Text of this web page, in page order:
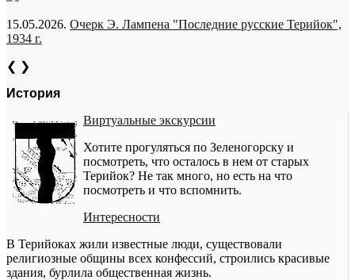
15.05.2026. Очерк Э. Лампена "Последние русские Терийок",
1934 г.
❮ ❯
История
Виртуальные экскурсии
Хотите прогуляться по Зеленогорску и
посмотреть, что осталось в нем от старых
Терийок? Не так много, но есть на что
посмотреть и что вспомнить.
Интересности
В Терийоках жили известные люди, существовали
религиозные общины всех конфессий, строились красивые
здания, бурлила общественная жизнь.